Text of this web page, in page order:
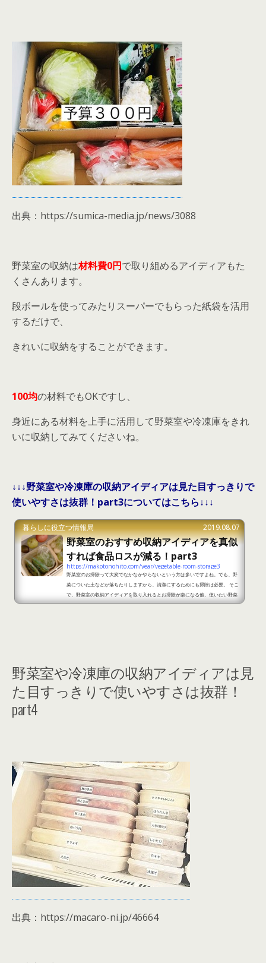
出典：https://sumica-media.jp/news/3088
野菜室の収納は材料費0円で取り組めるアイディアもた
くさんあります。
段ボールを使ってみたりスーパーでもらった紙袋を活用
するだけで、
きれいに収納をすることができます。
100均の材料でもOKですし、
身近にある材料を上手に活用して野菜室や冷凍庫をきれ
いに収納してみてくださいね。
↓↓↓野菜室や冷凍庫の収納アイディアは見た目すっきりで
使いやすさは抜群！part3についてはこちら↓↓↓
暮らしに役立つ情報局 2019.08.07
野菜室のおすすめ収納アイディアを真似
すれば食品ロスが減る！part3
https://makotonohito.com/year/vegetable-room-storage3
野菜室のお掃除って大変でなかなかやらないという方は多いですよね。でも、野
菜についた土などが落ちたりしますから、清潔にするためにも掃除は必要。 そこ
で、野菜室の収納アイディアを取り入れるとお掃除が楽になる他、使いたい野菜
をすぐに見つけることができますので、おすすめのアイディアをご紹介していき
野菜室や冷凍庫の収納アイディアは見
た目すっきりで使いやすさは抜群！
part4
出典：https://macaro-ni.jp/46664